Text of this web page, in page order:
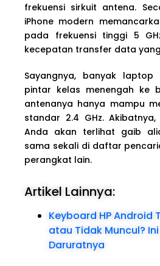
frekuensi sirkuit antena.
iPhone modern
pada frekuensi tinggi 5
kecepatan transfer data
Sayangnya, banyak
pintar kelas menengah ke
antenanya hanya mampu
standar 2.4 GHz.
Anda akan terlihat gaib
sama sekali di daftar
perangkat lain.
Artikel Lainnya:
Keyboard HP Android
atau Tidak Muncul?
Daruratnya